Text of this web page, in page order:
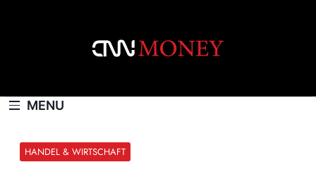
MENU
HANDEL & WIRTSCHAFT